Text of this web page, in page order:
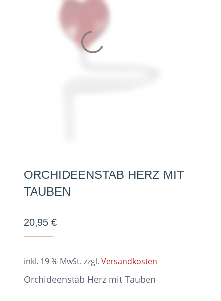
ORCHIDEENSTAB HERZ MIT
TAUBEN
20,95 €
inkl. 19 % MwSt. zzgl. Versandkosten
Orchideenstab Herz mit Tauben